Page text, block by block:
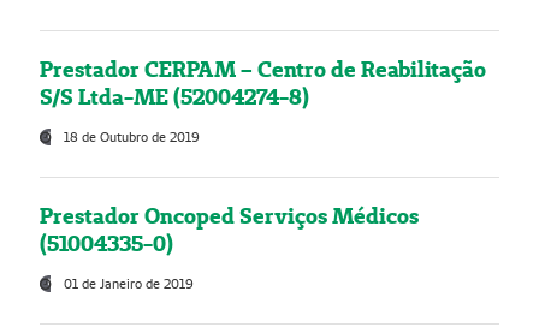
Prestador CERPAM – Centro de Reabilitação
S/S Ltda-ME (52004274-8)
18 de Outubro de 2019
Prestador Oncoped Serviços Médicos
(51004335-0)
01 de Janeiro de 2019